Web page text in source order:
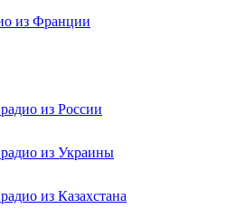
из Франции
из России
радио из Украины
из Казахстана